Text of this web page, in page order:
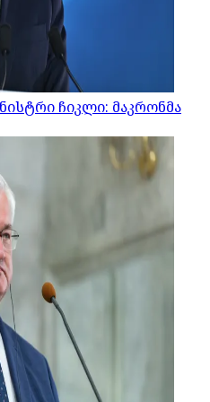
ჩიკლი: მაკრონმა